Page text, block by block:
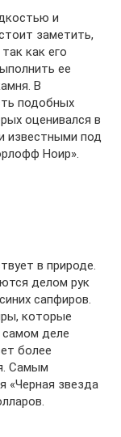
и
заметить,
как его
ее
В
подобных
оценивался в
известными под
Ноир».
в природе.
делом рук
сапфиров.
которые
самом деле
более
Самым
«Черная звезда